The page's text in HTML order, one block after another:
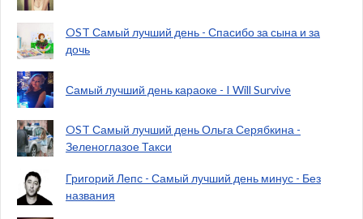
OST Самый лучший день - Спасибо за сына и за
дочь
Самый лучший день караоке - I Will Survive
OST Самый лучший день Ольга Серябкина -
Зеленоглазое Такси
Григорий Лепс - Самый лучший день минус - Без
названия